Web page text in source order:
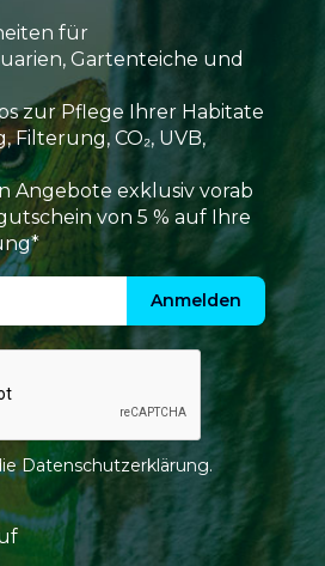
für
Gartenteiche und
zur Pflege Ihrer Habitate
Filterung, CO₂, UVB,
Angebote exklusiv vorab
von 5 % auf Ihre
Anmelden
Datenschutzerklärung.